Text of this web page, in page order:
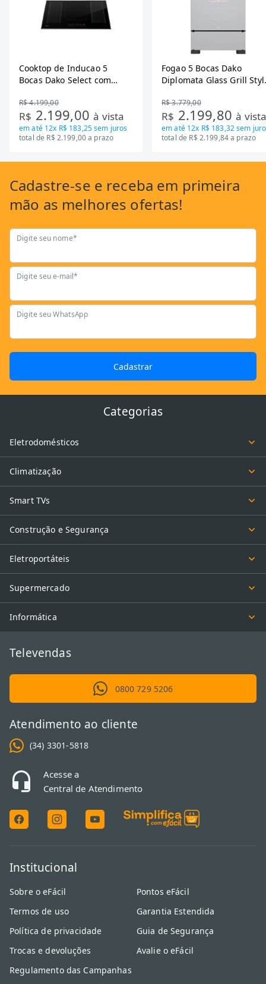
Cooktop de Inducao 5
Bocas Dako Select com
R$ 4.199,00
R$ 2.199,00à vista
em até 12x R$ 183,25sem juros
total de R$ 2.199,00 a prazo
Fogao 5 Bocas Dako
Diplomata Glass Grill
R$ 3.779,00
R$ 2.199,80à
em até 12x R$ 183,32sem
total de R$ 2.199,84 a prazo
Cadastre-se e receba em primeira
mão as melhores ofertas!
Digite seu nome*
Digite seu e-mail*
Digite seu WhatsApp
Cadastrar
Categorias
Eletrodomésticos
Climatização
Smart TVs
Construção e Segurança
Eletroportáteis
Supermercado
Informática
Televendas
0800 729 5206
Atendimento ao cliente
(34) 3301-5818
Acesse a
Central de Atendimento
Institucional
Sobre o eFácil
Termos de uso
Política de privacidade
Trocas e devoluções
Regulamento das Campanhas
Pontos eFácil
Garantia Estendida
Guia de Segurança
Avalie o eFácil